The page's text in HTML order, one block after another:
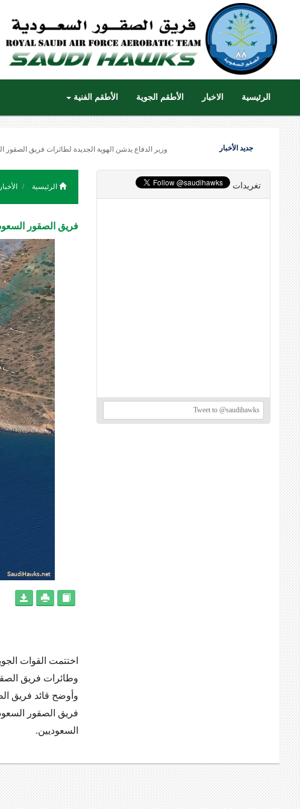
الرئيسية الاخبار الأطقم الجوية الأطقم الفنية
جديد الأخبار وزير الدفاع يدشن الهوية الجديدة لطائرات فريق الصقور
تغريدات
Tweet to @saudihawks
الرئيسية الأخبار
فريق الصقور
وطائرات فريق
وأوضح قائد فريق
فريق الصقور
السعوديين.